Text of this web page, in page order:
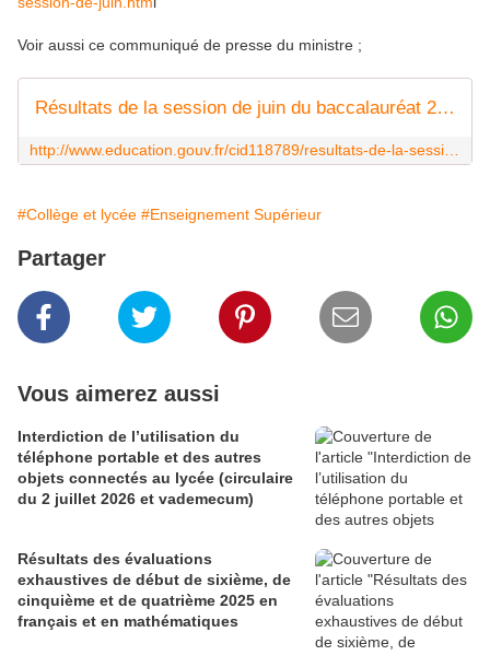
Voir aussi ce communiqué de presse du ministre ;
Résultats de la session de juin du baccalauréat 2017
#Collège et lycée #Enseignement Supérieur
Partager
Vous aimerez aussi
Interdiction de l’utilisation du
téléphone portable et des autres
objets connectés au lycée (circulaire
du 2 juillet 2026 et vademecum)
Résultats des évaluations
exhaustives de début de sixième, de
cinquième et de quatrième 2025 en
français et en mathématiques